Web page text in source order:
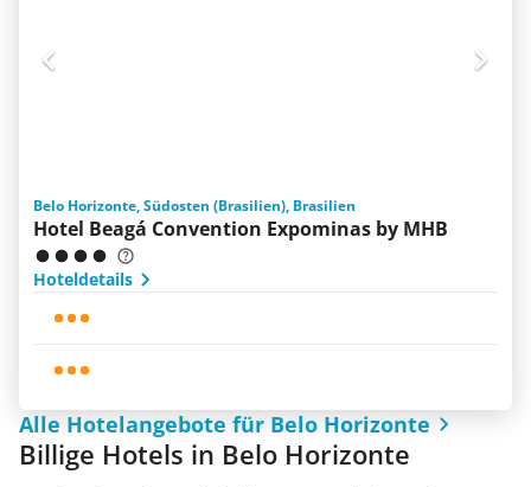
Belo Horizonte, Südosten (Brasilien), Brasilien
Hotel Beagá Convention Expominas by MHB
Hoteldetails
Alle Hotelangebote für Belo Horizonte
Billige Hotels in Belo Horizonte